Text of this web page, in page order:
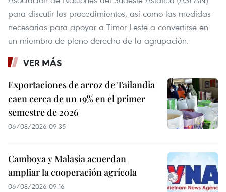
para discutir los procedimientos, así como las medidas
necesarias para apoyar a Timor Leste a convertirse en
un miembro de pleno derecho de la agrupación.
VER MÁS
Exportaciones de arroz de Tailandia
caen cerca de un 19% en el primer
semestre de 2026
06/08/2026 09:35
Camboya y Malasia acuerdan
ampliar la cooperación agrícola
06/08/2026 09:16